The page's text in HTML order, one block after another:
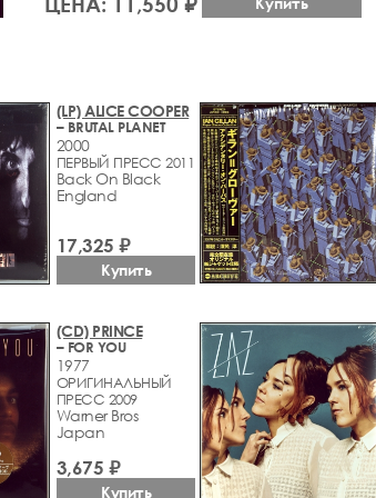
(LP) ALICE COOPER
– BRUTAL PLANET
2000
ПЕРВЫЙ ПРЕСС 2011
Back On Black
England
17,325 ₽
Купить
(CD) PRINCE
– FOR YOU
1977
ОРИГИНАЛЬНЫЙ
ПРЕСС 2009
Warner Bros
Japan
3,675 ₽
Купить